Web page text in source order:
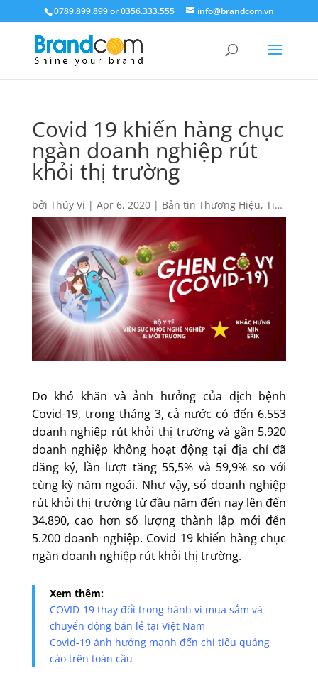
0789.899.899 or 0356.333.555 info@brandcom.vn
Covid 19 khiến hàng chục
ngàn doanh nghiệp rút
khỏi thị trường
bởi Thúy Vi | Apr 6, 2020| Bản tin Thương Hiệu, Tin
tức
Do khó khăn và ảnh hưởng của dịch bệnh
Covid-19, trong tháng 3, cả nước có đến 6.553
doanh nghiệp rút khỏi thị trường và gần 5.920
doanh nghiệp không hoạt động tại địa chỉ đã
đăng ký, lần lượt tăng 55,5% và 59,9% so với
cùng kỳ năm ngoái. Như vậy, số doanh nghiệp
rút khỏi thị trường từ đầu năm đến nay lên đến
34.890, cao hơn số lượng thành lập mới đến
5.200 doanh nghiệp. Covid 19 khiến hàng chục
ngàn doanh nghiệp rút khỏi thị trường.
Xem thêm:
COVID-19 thay đổi trong hành vi mua sắm và
chuyển động bán lẻ tại Việt Nam
Covid-19 ảnh hưởng mạnh đến chi tiêu quảng
cáo trên toàn cầu